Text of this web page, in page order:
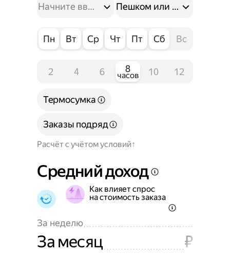
Пешком или на
Пн Вт Ср Чт Пт Сб Вс
2 4 6 8
часов 10 12
Расчёт с учётом условий
Термосумка
Заказы подряд
Средний доход
Как влияет спрос
на стоимость заказа
За неделю
За месяц ₽